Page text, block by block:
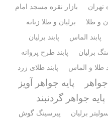
تهران بازار نقره مسجد امام
و طلا
برلیان و طلا زنانه
پابند الماس
پابند برلیان
برلیان
پابند طرح پروانه
طلا و الماس
پابند طلای زرد
پایه جواهر آویز
پایه جواهر گردنبند
برلیان
پیرسینگ گوش